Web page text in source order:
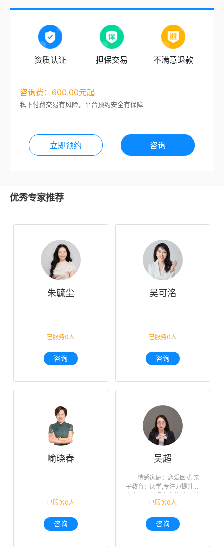
资质认证 担保交易 不满意退款
咨询费：600.00元起
私下付费交易有风险，平台预约安全有保障
立即预约 咨询
优秀专家推荐
朱毓尘
已服务0人
咨询
吴可洺
已服务0人
咨询
喻晓春
已服务0人
咨询
吴超
情感家庭：恋爱困扰 亲
子教育：厌学,专注力提升
个人心理：提升自信,人际关
系,未来迷茫,职业规划
已服务0人
咨询